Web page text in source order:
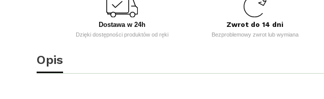
Dostawa w 24h
Dzięki dostępności produktów od ręki
Zwrot do 14 dni
Bezproblemowy zwrot lub wymiana
Opis